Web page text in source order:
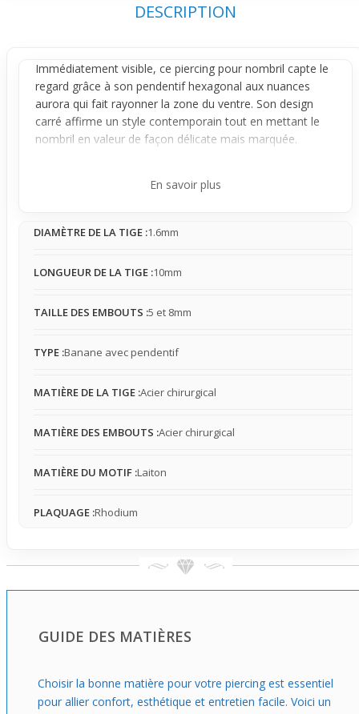
DESCRIPTION
Immédiatement visible, ce piercing pour nombril capte le
regard grâce à son pendentifhexagonal aux nuances
aurora qui fait rayonner la zone du ventre. Son design
carré affirme un style contemporain tout en mettant le
nombril en valeur de façon délicate mais marquée.
présence légère à modérée, pouvant se faire oublier au
notable, parfait pour un usage régulier.
notamment avec des tenues courtes ou de plage, ce
le style. Il s’adresse à celles qui souhaitent un effet visuel
En savoir plus
DIAMÈTRE DE LA TIGE :1.6mm
LONGUEUR DE LA TIGE :10mm
TAILLE DES EMBOUTS :5 et 8mm
TYPE :Banane avec pendentif
MATIÈRE DE LA TIGE :Acier chirurgical
MATIÈRE DES EMBOUTS :Acier chirurgical
MATIÈRE DU MOTIF :Laiton
PLAQUAGE :Rhodium
GUIDE DES MATIÈRES
Choisir la bonne matière pour votre piercing est essentiel
pour allier confort, esthétique et entretien facile. Voici un